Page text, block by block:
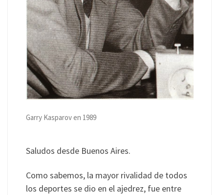
Garry Kasparov en 1989
Saludos desde Buenos Aires.
Como sabemos, la mayor rivalidad de todos
los deportes se dio en el ajedrez, fue entre